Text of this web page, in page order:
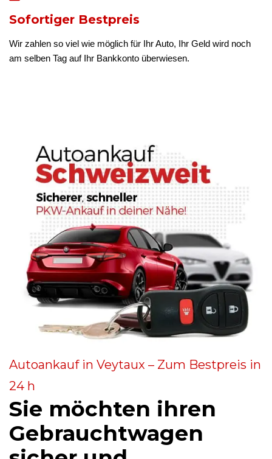
Sofortiger Bestpreis
Wir zahlen so viel wie möglich für Ihr Auto, Ihr Geld wird noch
am selben Tag auf Ihr Bankkonto überwiesen.
Autoankauf in Veytaux – Zum Bestpreis in
24 h
Sie möchten ihren
Gebrauchtwagen